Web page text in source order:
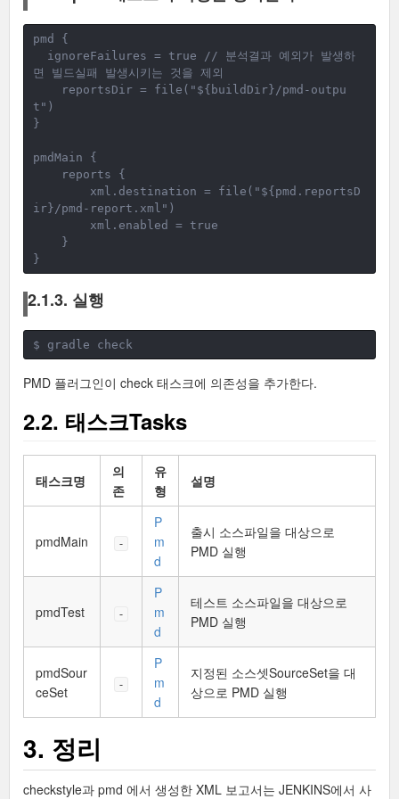
pmd {
ignoreFailures = true // 분석결과 예외가 발생하
면 빌드실패 발생시키는 것을 제외
reportsDir = file("${buildDir}/pmd-outpu
t")
}
pmdMain {
reports {
xml.destination = file("${pmd.reportsD
ir}/pmd-report.xml")
xml.enabled = true
}
}
2.1.3. 실행
$ gradle check
PMD 플러그인이 check 태스크에 의존성을 추가한다.
2.2. 태스크Tasks
태스크명
의
존
유
형
설명
pmdMain -
P
m
d
출시 소스파일을 대상으로
PMD 실행
pmdTest -
P
m
d
테스트 소스파일을 대상으로
PMD 실행
pmdSour
ceSet
-
P
m
d
지정된 소스셋SourceSet을 대
상으로 PMD 실행
3. 정리
checkstyle과 pmd 에서 생성한 XML 보고서는 JENKINS에서 사